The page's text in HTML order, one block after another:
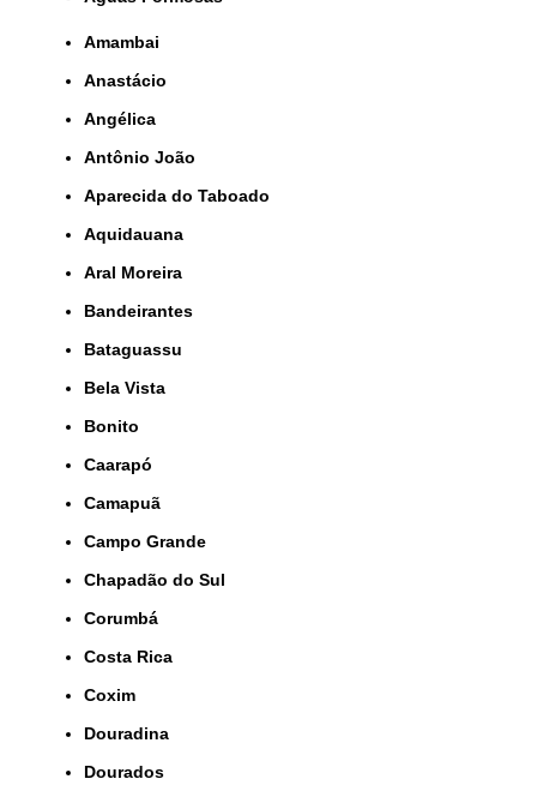
Amambai
Anastácio
Angélica
Antônio João
Aparecida do Taboado
Aquidauana
Aral Moreira
Bandeirantes
Bataguassu
Bela Vista
Bonito
Caarapó
Camapuã
Campo Grande
Chapadão do Sul
Corumbá
Costa Rica
Coxim
Douradina
Dourados